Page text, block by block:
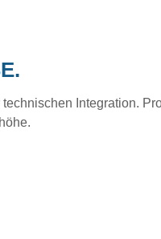
Integration.